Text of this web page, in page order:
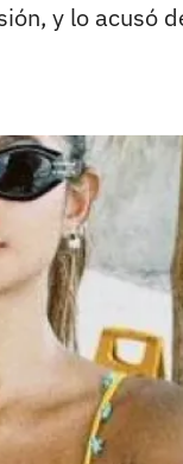
y lo acusó